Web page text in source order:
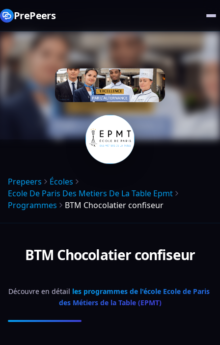
PrePeers
Prepeers
Écoles
Ecole De Paris Des Metiers De La Table Epmt
Programmes
BTM Chocolatier confiseur
BTM Chocolatier confiseur
Découvre en détail les programmes de l'école Ecole de Paris
des Métiers de la Table (EPMT)